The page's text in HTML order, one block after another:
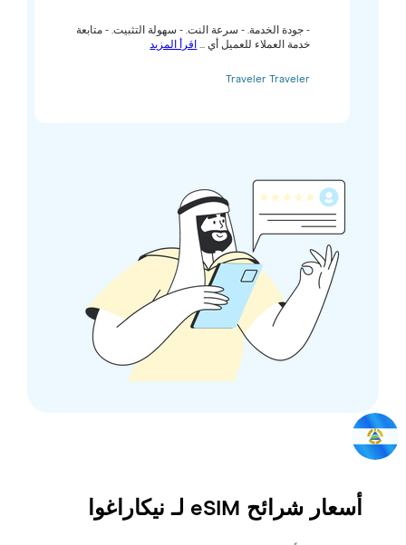
- جودة الخدمة. - سرعة النت. - سهولة التثبيت. - متابعة
خدمة العملاء للعميل أي ...اقرأ المزيد
Traveler Traveler
أسعار شرائح eSIM لـ نيكاراغوا